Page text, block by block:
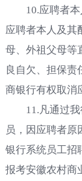
10.应聘者本
应聘者本人及其
母、外祖父母等
良自欠、担保责
商银行有权取消
11.凡通过我
员，因应聘者原
银行系统员工招
报考安徽农村商